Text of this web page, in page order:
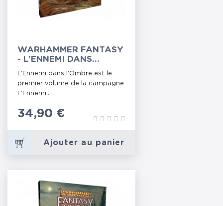
WARHAMMER FANTASY
- L'ENNEMI DANS
L'OMBRE (CAMPAGNE)
L’Ennemi dans l’Ombre est le
premier volume de la campagne
L’Ennemi...
Prix
34,90 €
Ajouter au panier